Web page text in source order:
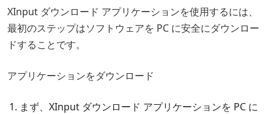
XInput ダウンロード アプリケーションを使用するには、
最初のステップはソフトウェアを PC に安全にダウンロー
ドすることです。
アプリケーションをダウンロード
まず、XInput ダウンロード アプリケーションを PC に